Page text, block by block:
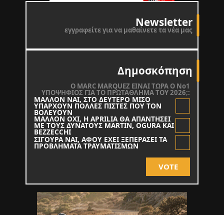
Newsletter
εγγραφείτε για να μαθαίνετε τα νέα μας
Δημοσκόπηση
O MARC MARQUEZ ΕΙΝΑΙ ΤΩΡΑ Ο Νο1
ΥΠΟΨΗΦΙΟΣ ΓΙΑ ΤΟ ΠΡΩΤΑΘΛΗΜΑ ΤΟΥ 2026;:
ΜΑΛΛΟΝ ΝΑΙ, ΣΤΟ ΔΕΥΤΕΡΟ ΜΙΣΟ
ΥΠΑΡΧΟΥΝ ΠΟΛΛΕΣ ΠΙΣΤΕΣ ΠΟΥ ΤΟΝ
ΒΟΛΕΥΟΥΝ
ΜΑΛΛΟΝ ΟΧΙ, Η APRILIA ΘΑ ΑΠΑΝΤΗΣΕΙ
ΜΕ ΤΟΥΣ ΔΥΝΑΤΟΥΣ MARTIN, OGURA KAI
BEZZECCHI
ΣΙΓΟΥΡΑ ΝΑΙ, ΑΦΟΥ ΕΧΕΙ ΞΕΠΕΡΑΣΕΙ ΤΑ
ΠΡΟΒΛΗΜΑΤΑ ΤΡΑΥΜΑΤΙΣΜΩΝ
VOTE